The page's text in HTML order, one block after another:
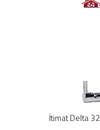
İtimat Delta